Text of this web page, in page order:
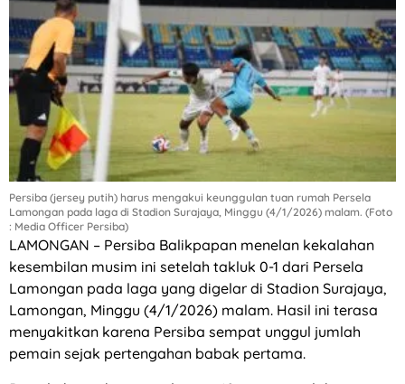
Persiba (jersey putih) harus mengakui keunggulan tuan rumah Persela
Lamongan pada laga di Stadion Surajaya, Minggu (4/1/2026) malam. (Foto
: Media Officer Persiba)
LAMONGAN – Persiba Balikpapan menelan kekalahan
kesembilan musim ini setelah takluk 0-1 dari Persela
Lamongan pada laga yang digelar di Stadion Surajaya,
Lamongan, Minggu (4/1/2026) malam. Hasil ini terasa
menyakitkan karena Persiba sempat unggul jumlah
pemain sejak pertengahan babak pertama.